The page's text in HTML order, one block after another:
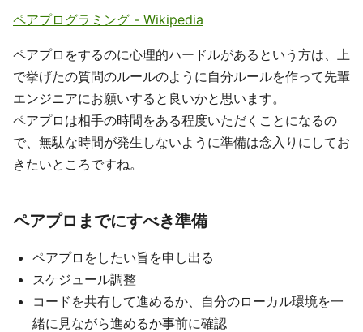
ペアプログラミング - Wikipedia
ペアプロをするのに心理的ハードルがあるという方は、上
で挙げたの質問のルールのように自分ルールを作って先輩
エンジニアにお願いすると良いかと思います。
ペアプロは相手の時間をある程度いただくことになるの
で、無駄な時間が発生しないように準備は念入りにしてお
きたいところですね。
ペアプロまでにすべき準備
ペアプロをしたい旨を申し出る
スケジュール調整
コードを共有して進めるか、自分のローカル環境を一
緒に見ながら進めるか事前に確認